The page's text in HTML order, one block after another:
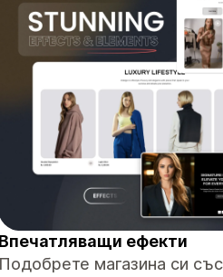
Впечатляващи ефекти
Подобрете магазина си със